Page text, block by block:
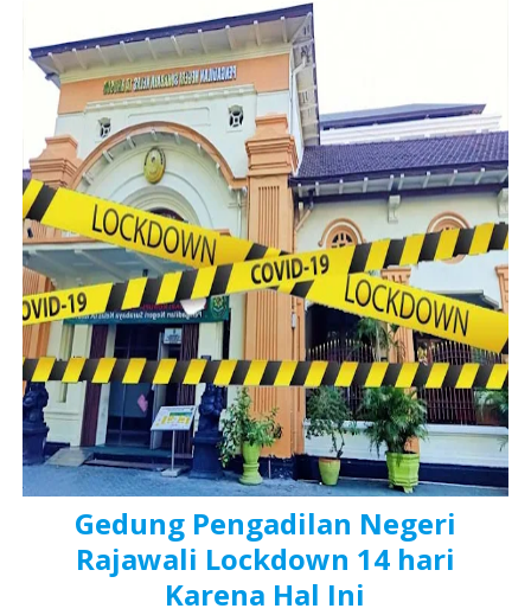
Gedung Pengadilan Negeri
Rajawali Lockdown 14 hari
Karena Hal Ini